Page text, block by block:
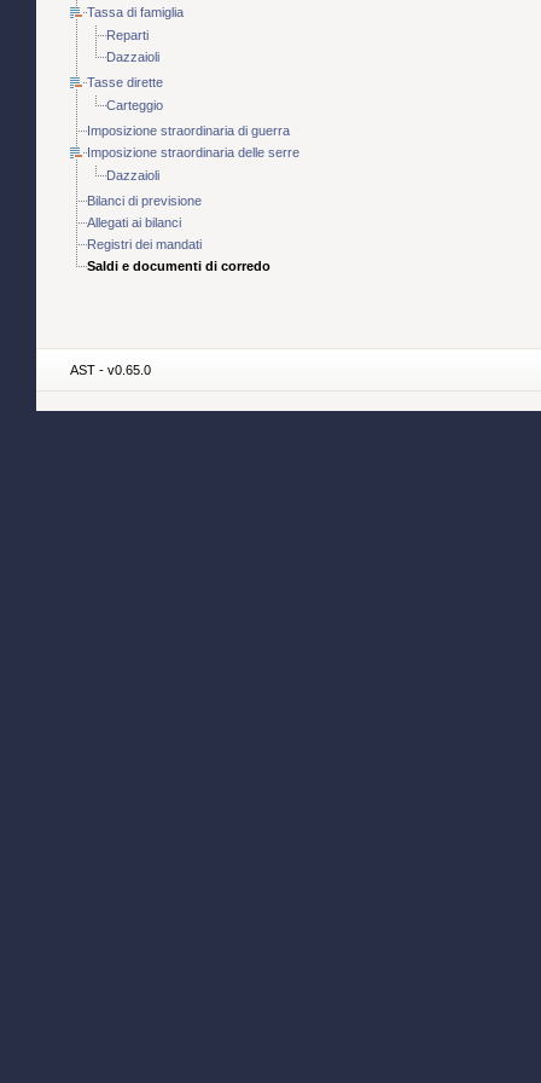
Tassa di famiglia
Reparti
Dazzaioli
Tasse dirette
Carteggio
Imposizione straordinaria di guerra
Imposizione straordinaria delle serre
Dazzaioli
Bilanci di previsione
Allegati ai bilanci
Registri dei mandati
Saldi e documenti di corredo
AST - v0.65.0